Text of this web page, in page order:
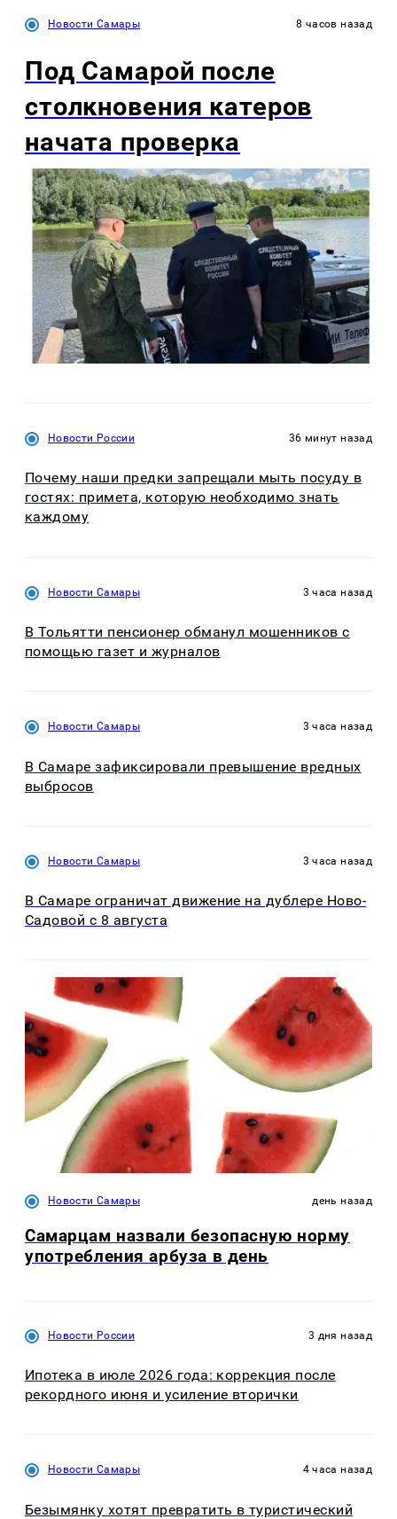
Новости Самары 8 часов назад
Под Самарой после
столкновения катеров
начата проверка
Новости России 36 минут назад
Почему наши предки запрещали мыть посуду в
гостях: примета, которую необходимо знать
каждому
Новости Самары 3 часа назад
В Тольятти пенсионер обманул мошенников с
помощью газет и журналов
Новости Самары 3 часа назад
В Самаре зафиксировали превышение вредных
выбросов
Новости Самары 3 часа назад
В Самаре ограничат движение на дублере Ново-
Садовой с 8 августа
Новости Самары день назад
Самарцам назвали безопасную норму
употребления арбуза в день
Новости России 3 дня назад
Ипотека в июле 2026 года: коррекция после
рекордного июня и усиление вторички
Новости Самары 4 часа назад
Безымянку хотят превратить в туристический